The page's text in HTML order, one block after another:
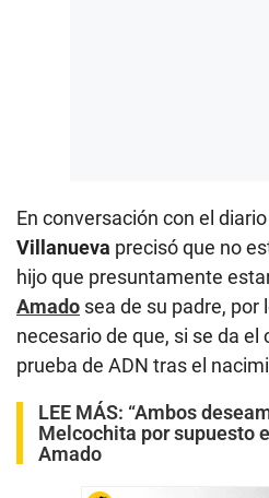
En conversación con el
Villanueva precisó que no
hijo que presuntamente
Amado sea de su padre, por
necesario de que, si se da el
prueba de ADN tras el
LEE MÁS: “Ambos
Melcochita por supuesto
Amado